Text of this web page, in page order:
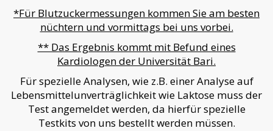
*Für Blutzuckermessungen kommen Sie am besten
nüchtern und vormittags bei uns vorbei.
** Das Ergebnis kommt mit Befund eines
Kardiologen der Universität Bari.
Für spezielle Analysen, wie z.B. einer Analyse auf
Lebensmittelunverträglichkeit wie Laktose muss der
Test angemeldet werden, da hierfür spezielle
Testkits von uns bestellt werden müssen.